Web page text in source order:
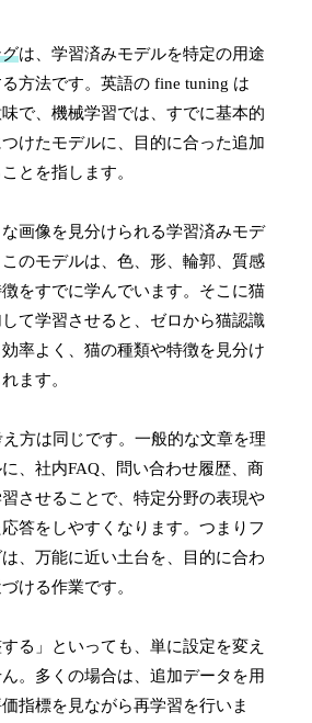
は、学習済みモデルを特定の用途
方法です。英語の fine tuning は
味で、機械学習では、すでに基本的
けたモデルに、目的に合った追加
とを指します。
画像を見分けられる学習済みモデ
のモデルは、色、形、輪郭、質感
をすでに学んでいます。そこに猫
て学習させると、ゼロから猫認識
率よく、猫の種類や特徴を見分け
ます。
方は同じです。一般的な文章を理
、社内FAQ、問い合わせ履歴、商
させることで、特定分野の表現や
答をしやすくなります。つまりフ
、万能に近い土台を、目的に合わ
ける作業です。
る」といっても、単に設定を変え
。多くの場合は、追加データを用
指標を見ながら再学習を行いま